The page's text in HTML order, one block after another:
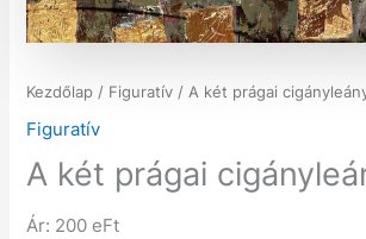
Kezdőlap / Figuratív / A két prágai
Figuratív
A két prágai
Ár: 200 eFt